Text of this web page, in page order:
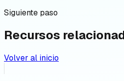
Siguiente paso
Recursos
Volver al inicio